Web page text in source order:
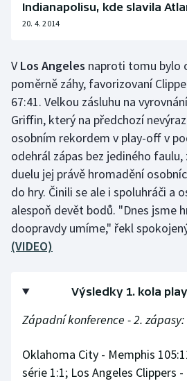
Parasport
Plážový volejbal
Ragby
Rychlobruslení
Rychlostní kanoistika
Short track
Sportovní střelba
Stolní tenis
Triatlon
Veslování
Indianapolisu, kde slavila
20. 4. 2014
VLos Angeles naproti tomu bylo
poměrně záhy, favorizovaní
67:41. Velkou zásluhu na
Griffin, který na předchozí
osobním rekordem v play-off v
odehrál zápas bez jediného
duelu jej právě hromadění
do hry. Činili se ale i spoluhráči a
alespoň devět bodů. "Dnes jsme
doopravdy umíme," řekl
(VIDEO)
Výsledky 1. kola
Západní konference - 2. zápasy:
Oklahoma City - Memphis
série 1:1; Los Angeles Clippers